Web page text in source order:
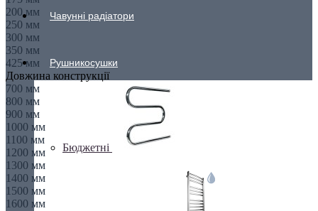
Чавунні радіатори
Рушникосушки
Бюджетні
200 мм
250 мм
300 мм
350 мм
425 мм
Довжина конструкції
700 мм
800 мм
900 мм
1000 мм
1100 мм
1200 мм
1300 мм
1400 мм
1500 мм
1600 мм